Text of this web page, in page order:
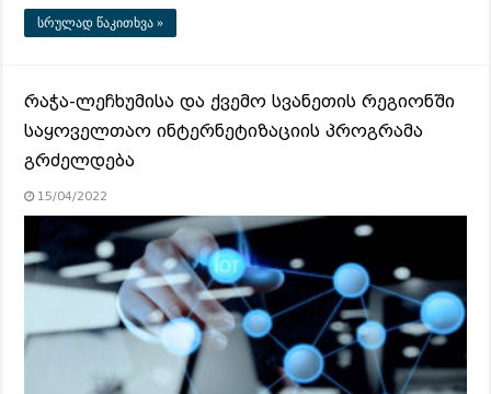
სრულად წაკითხვა »
რაჭა-ლეჩხუმისა და ქვემო სვანეთის რეგიონში
საყოველთაო ინტერნეტიზაციის პროგრამა
გრძელდება
15/04/2022